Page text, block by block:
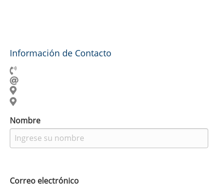
Información de Contacto
Nombre
Correo electrónico